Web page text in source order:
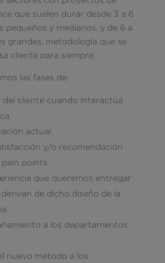
que suelen durar desde 3 a 6
pequeños y medianos, y de 6 a
grandes, metodología que se
cliente para siempre.
las fases de:
del cliente cuando interactúa
actual
y/o recomendación
points
que queremos entregar
de dicho diseño de la
a los departamentos
nuevo método a los